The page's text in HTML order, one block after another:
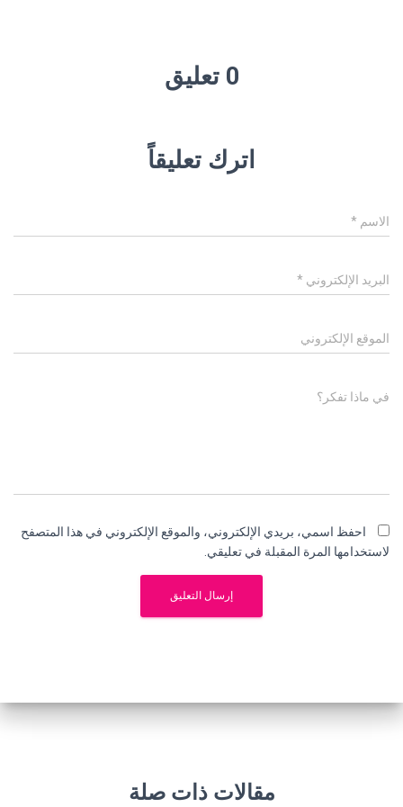
0 تعليق
اترك تعليقاً
الاسم *
البريد الإلكتروني *
الموقع الإلكتروني
في ماذا تفكر؟
احفظ اسمي، بريدي الإلكتروني، والموقع الإلكتروني في هذا المتصفح
لاستخدامها المرة المقبلة في تعليقي.
مقالات ذات صلة